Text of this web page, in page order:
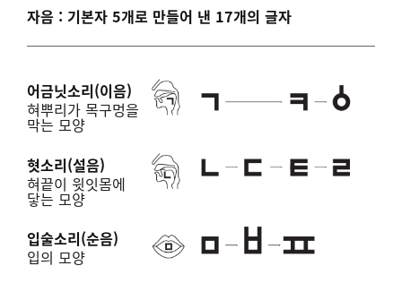
자음 : 기본자 5개로 만들어 낸 17개의 글자
어금닛소리(이음)
혀뿌리가 목구멍을
막는 모양
혓소리(설음)
혀끝이 윗잇몸에
닿는 모양
입술소리(순음)
입의 모양